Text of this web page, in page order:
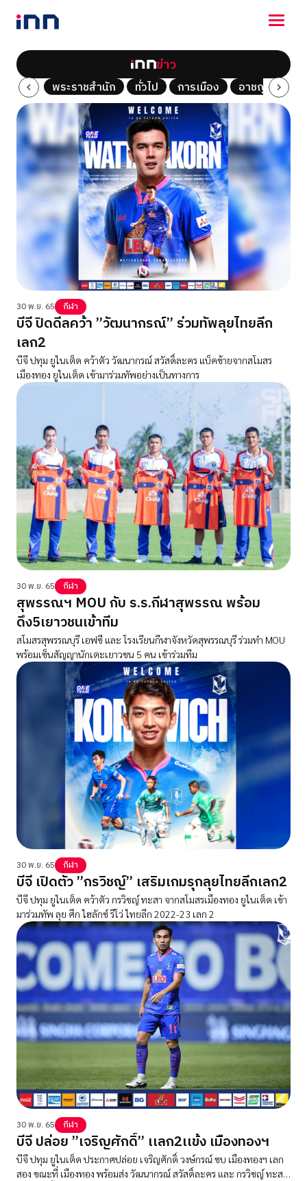
NEWS
ENTERTAINMENT
LIFESTYLE
HOROSCOPE
LOTTERY
VIDEO
ร่วมด้วยช่วยกัน
ข่าว
Tech พระราชสำนัก ทั่วไป การเมือง อาชญากรรม
30 พ.ย. 65 กีฬา
บีจี ปิดดีลคว้า ”วัฒนากรณ์” ร่วมทัพลุยไทยลีก
เลก2
บีจี ปทุม ยูไนเต็ด คว้าตัว วัฒนากรณ์ สวัสดิ์ละคร แบ็คซ้ายจากสโมสร
เมืองทอง ยูไนเต็ด เข้ามาร่วมทัพอย่างเป็นทางการ
30 พ.ย. 65 กีฬา
สุพรรณฯ MOU กับ ร.ร.กีฬาสุพรรณ พร้อม
ดึง5เยาวชนเข้าทีม
สโมสรสุพรรณบุรี เอฟซี และ โรงเรียนกีฬาจังหวัดสุพรรณบุรี ร่วมทำ MOU
พร้อมเซ็นสัญญานักเตะเยาวชน 5 คน เข้าร่วมทีม
30 พ.ย. 65 กีฬา
บีจี เปิดตัว ”กรวิชญ์” เสริมเกมรุกลุยไทยลีกเลก2
บีจี ปทุม ยูไนเต็ด คว้าตัว กรวิชญ์ ทะสา จากสโมสรเมืองทอง ยูไนเต็ด เข้า
มาร่วมทัพ ลุย ศึก ไฮลักซ์ รีโว่ ไทยลีก 2022-23 เลก 2
30 พ.ย. 65 กีฬา
บีจี ปล่อย ”เจริญศักดิ์” เเลก2เเข้ง เมืองทองฯ
บีจี ปทุม ยูไนเต็ด ประกาศปล่อย เจริญศักดิ์ วงษ์กรณ์ ซบ เมืองทองฯ เลก
สอง ขณะที่ เมืองทอง พร้อมส่ง วัฒนากรณ์ สวัสดิ์ละคร และ กรวิชญ์ ทะสา